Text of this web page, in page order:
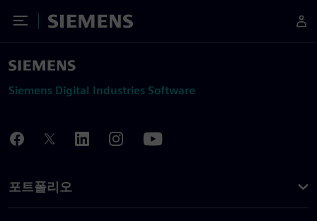
Toggle Menu
Siemens
Siemens Digital Industries Software
포트폴리오